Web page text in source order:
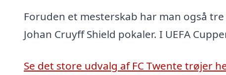
Foruden et mesterskab har man også
Johan Cruyff Shield pokaler. I UEFA
Se det store udvalg af FC Twente trøjer